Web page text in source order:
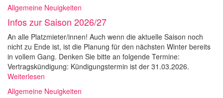
Allgemeine Neuigkeiten
Infos zur Saison 2026/27
An alle Platzmieter/innen! Auch wenn die aktuelle Saison noch
nicht zu Ende ist, ist die Planung für den nächsten Winter bereits
in vollem Gang. Denken Sie bitte an folgende Termine:
Vertragskündigung: Kündigungstermin ist der 31.03.2026.
Weiterlesen
Allgemeine Neuigkeiten